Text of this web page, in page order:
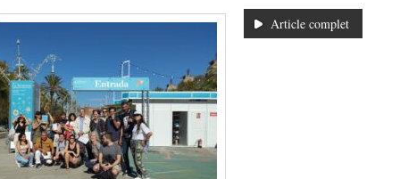
Article complet